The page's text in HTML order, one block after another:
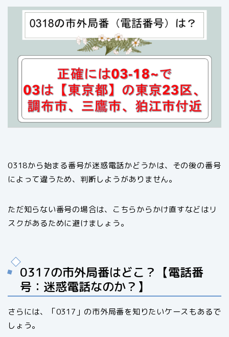
0318から始まる番号が迷惑電話かどうかは、その後の番号
によって違うため、判断しようがありません。
ただ知らない番号の場合は、こちらからかけ直すなどはリ
スクがあるために避けましょう。
0317の市外局番はどこ？【電話番
号：迷惑電話なのか？】
さらには、「0317」の市外局番を知りたいケースもあるで
しょう。